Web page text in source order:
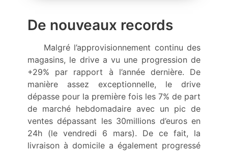
De nouveaux records
Malgré l’approvisionnement continu des
magasins, le drive a vu une progression de
+29% par rapport à l’année dernière. De
manière assez exceptionnelle, le drive
dépasse pour la première fois les 7% de part
de marché hebdomadaire avec un pic de
ventes dépassant les 30millions d’euros en
24h (le vendredi 6 mars). De ce fait, la
livraison à domicile a également progressé